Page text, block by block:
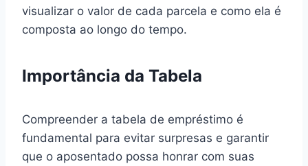
visualizar o valor de cada parcela e como ela é
composta ao longo do tempo.
Importância da Tabela
Compreender a tabela de empréstimo é
fundamental para evitar surpresas e garantir
que o aposentado possa honrar com suas